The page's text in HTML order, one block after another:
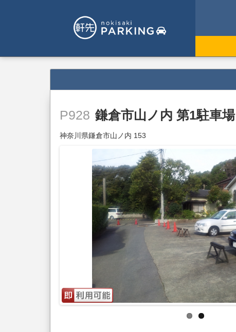
P928 鎌倉市山ノ内 第1駐車場
神奈川県鎌倉市山ノ内 153